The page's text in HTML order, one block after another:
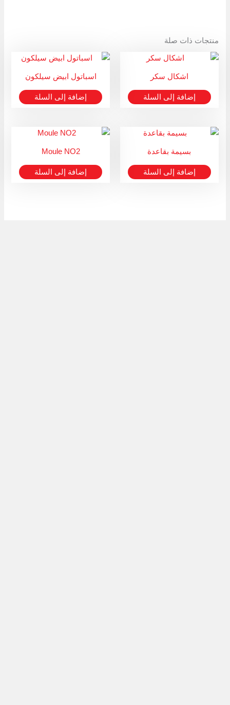
منتجات ذات صلة
اشكال سكر
إضافة إلى السلة
اسباتول ابيض سيلكون
إضافة إلى السلة
بسيمة بقاعدة
إضافة إلى السلة
Moule NO2
إضافة إلى السلة